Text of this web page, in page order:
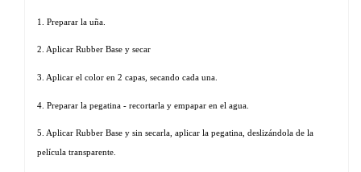
1. Preparar la uña.
2. Aplicar Rubber Base y secar
3. Aplicar el color en 2 capas, secando cada una.
4. Preparar la pegatina - recortarla y empapar en el agua.
5. Aplicar Rubber Base y sin secarla, aplicar la pegatina, deslizándola de la
película transparente.